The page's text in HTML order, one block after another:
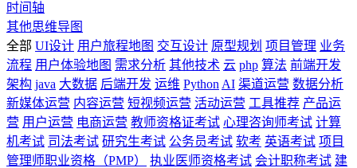
时间轴
其他思维导图
全部 UI设计 用户旅程地图 交互设计 原型规划 项目管理 业务
流程 用户体验地图 需求分析 其他技术 云 php 算法 前端开发
架构 java 大数据 后端开发 运维 Python AI 渠道运营 数据分析
新媒体运营 内容运营 短视频运营 活动运营 工具推荐 产品运
营 用户运营 电商运营 教师资格证考试 心理咨询师考试 计算
机考试 司法考试 研究生考试 公务员考试 软考 英语考试 项目
管理师职业资格（PMP）
执业医师资格考试 会计职称考试 建